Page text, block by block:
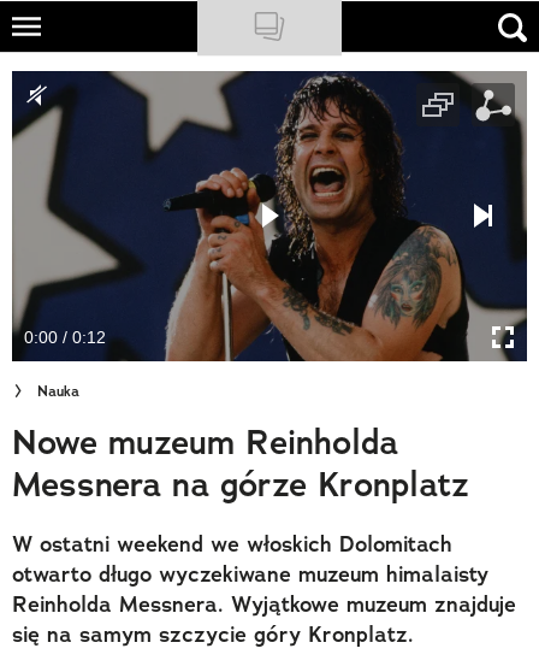
Skip
main
content
NATIONAL GEOGRAPHIC
TRAVELER
PODCASTY
Newsletter
Cuda Polski
Wielki Konkurs Fotograficzny
Trendbook Podróżniczy
Polecane
0:00 / 0:12
Nauka
Nowe muzeum Reinholda
Messnera na górze Kronplatz
W ostatni weekend we włoskich Dolomitach
otwarto długo wyczekiwane muzeum himalaisty
Reinholda Messnera. Wyjątkowe muzeum znajduje
się na samym szczycie góry Kronplatz.